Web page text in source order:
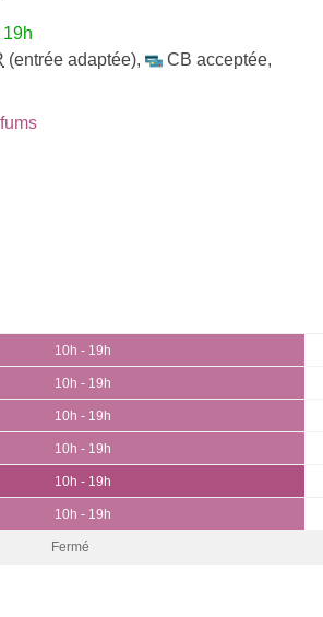
(entrée adaptée), CB acceptée,
10h - 19h
10h - 19h
10h - 19h
10h - 19h
10h - 19h
10h - 19h
Fermé